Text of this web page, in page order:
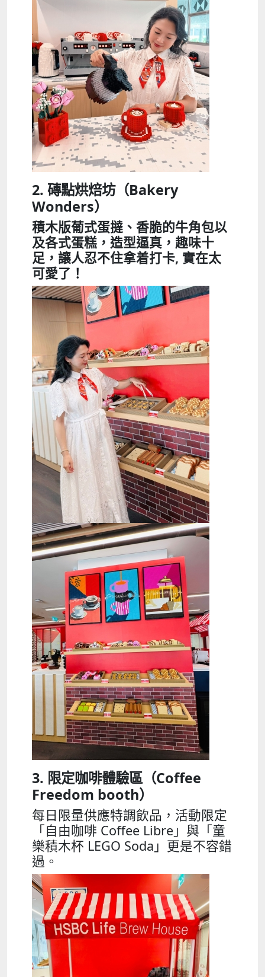
2. 磚點烘焙坊（Bakery
Wonders）
積木版葡式蛋撻、香脆的牛角包以
及各式蛋糕，造型逼真，趣味十
足，讓人忍不住拿着打卡, 實在太
可愛了！
3. 限定咖啡體驗區（Coffee
Freedom booth）
每日限量供應特調飲品，活動限定
「自由咖啡 Coffee Libre」與「童
樂積木杯 LEGO Soda」更是不容錯
過。